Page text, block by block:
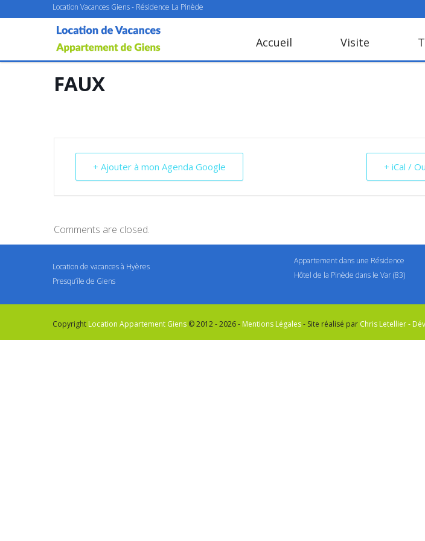
Location Vacances Giens - Résidence La Pinède
Accueil Visite
FAUX
+ Ajouter à mon Agenda Google + iCal /
Comments are closed.
Location de vacances à Hyères
Presqu’île de Giens
Appartement dans une Résidence
Hôtel de la Pinède dans le Var (83)
Copyright Location Appartement Giens © 2012 - 2026 - Mentions Légales- Site réalisé par Chris Letellier -